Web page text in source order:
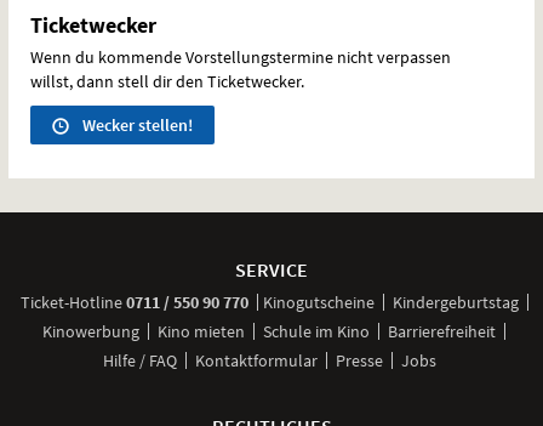
Ticketwecker
Wenn du kommende Vorstellungstermine nicht verpassen
willst, dann stell dir den Ticketwecker.
Wecker stellen!
SERVICE
Ticket-Hotline0711 / 550 90 770anrufen
Kinogutscheine
Kindergeburtstag
Kinowerbung
Kino mieten Schule im Kino
Barrierefreiheit
Hilfe / FAQ
Kontaktformular Presse Jobs